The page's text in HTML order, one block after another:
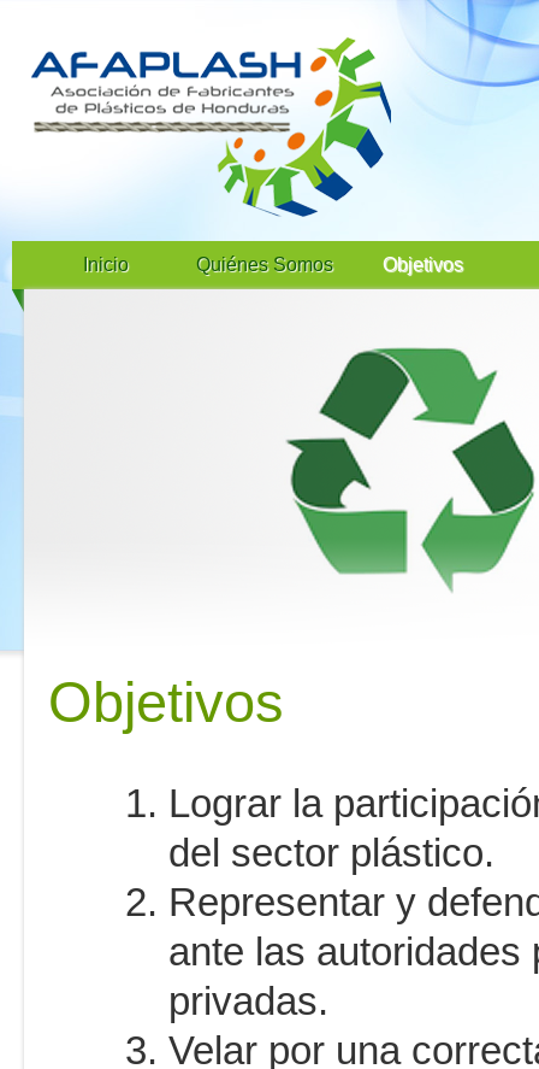
Inicio Quiénes Somos Objetivos
Objetivos
Lograr la
del sector plástico.
Representar y
ante las
privadas.
Velar por una